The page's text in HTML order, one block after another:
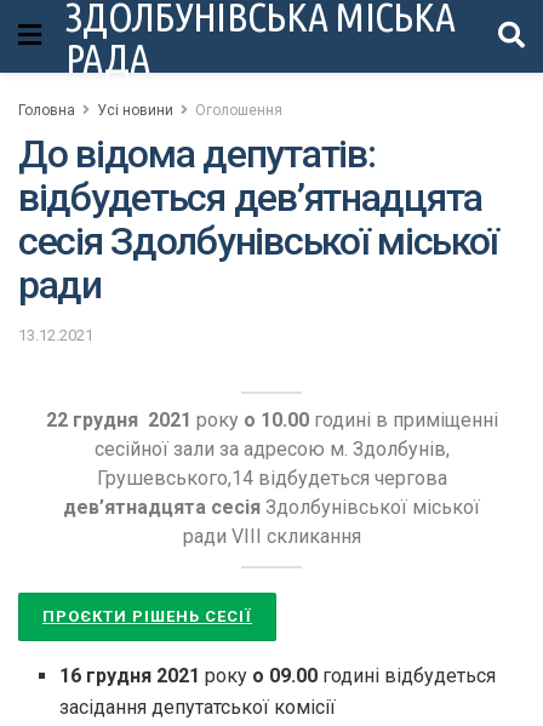
ЗДОЛБУНІВСЬКА МІСЬКА
РАДА
Головна Усі новини Оголошення
До відома депутатів:
відбудеться дев’ятнадцята
сесія Здолбунівської міської
ради
13.12.2021
22 грудня 2021 року о 10.00годині в приміщенні
сесійної зали за адресою м. Здолбунів,
Грушевського,14 відбудеться чергова
дев’ятнадцята сесія Здолбунівської міської
ради VІІІ скликання
ПРОЄКТИ РІШЕНЬ СЕСІЇ
16 грудня 2021 року о 09.00 годині відбудеться
засідання депутатської комісії